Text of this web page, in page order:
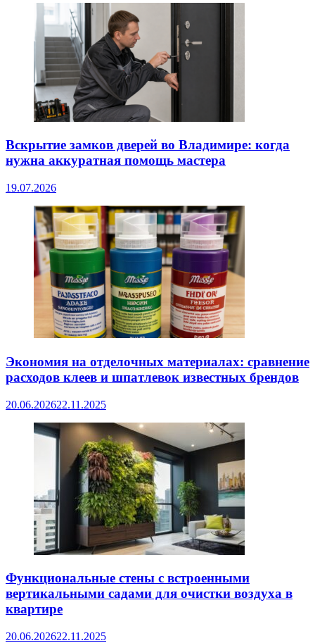
Вскрытие замков дверей во Владимире: когда
нужна аккуратная помощь мастера
19.07.2026
Экономия на отделочных материалах: сравнение
расходов клеев и шпатлевок известных брендов
20.06.202622.11.2025
Функциональные стены с встроенными
вертикальными садами для очистки воздуха в
квартире
20.06.202622.11.2025